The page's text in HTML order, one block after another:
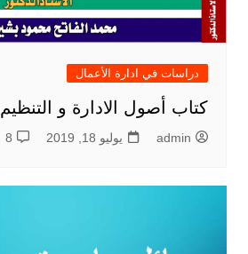
دراسات في ادارة الأعمال
كتاب أصول الادارة و التنظيم pdf
admin يوليو 18, 2019 8